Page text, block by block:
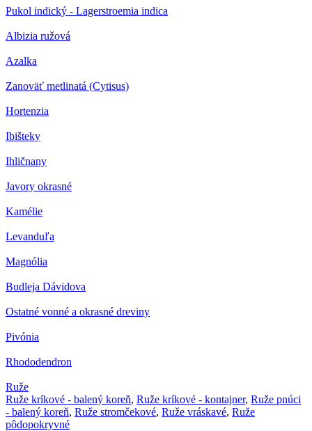
Pukol indický - Lagerstroemia indica
Albizia ružová
Azalka
Zanoväť metlinatá (Cytisus)
Hortenzia
Ibišteky
Ihličnany
Javory okrasné
Kamélie
Levanduľa
Magnólia
Budleja Dávidova
Ostatné vonné a okrasné dreviny
Pivónia
Rhododendron
Ruže
Ruže kríkové - balený koreň, Ruže kríkové - kontajner, Ruže pnúci
- balený koreň, Ruže stromčekové, Ruže vráskavé, Ruže
pôdopokryvné